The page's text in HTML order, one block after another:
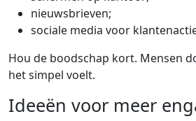
nieuwsbrieven;
sociale media voor
Hou de boodschap kort. Mensen
het simpel voelt.
Ideeën voor meer